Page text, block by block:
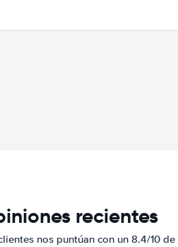
recientes
nos puntúan con un 8.4/10